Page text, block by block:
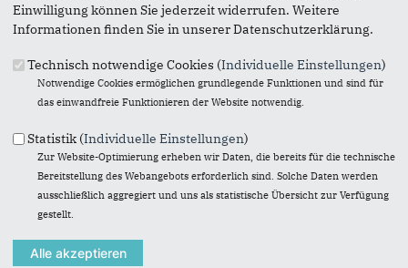
01.04.2026
Sanierung des Hallenfreizeitbad
Bornheim möglich
Eine Sanierung des HallenFreizeitBad Bornheim
Bekanntermaßen ist das HallenFreizeitBad
Bornheim...
Einwilligung können Sie jederzeit widerrufen. Weitere
Informationen finden Sie in unserer Datenschutzerklärung.
Technisch notwendige Cookies (Individuelle Einstellungen)
Notwendige Cookies ermöglichen grundlegende Funktionen und sind für
das einwandfreie Funktionieren der Website notwendig.
Statistik (Individuelle Einstellungen)
Zur Website-Optimierung erheben wir Daten, die bereits für die technische
Bereitstellung des Webangebots erforderlich sind. Solche Daten werden
ausschließlich aggregiert und uns als statistische Übersicht zur Verfügung
gestellt.